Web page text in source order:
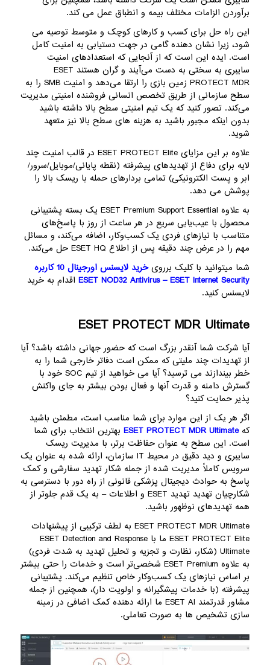
برآوردن الزامات مختلف بیمه و انطباق عمل می کند.
این راه حل برای کسب و کارهای کوچک و متوسط ​​توصیه می
شود، زیرا نشان دهنده گامی در جهت دستیابی به امنیت کامل
است. ایده این است که از آنجایی که استعدادهای امنیت
سایبری به سختی به دست می‌آیند و گران هستند ESET
PROTECT MDR زمین بازی را ارتقا می‌دهد و امنیت SMB را به
سطح سازمانی از طریق تخصص انسانی فروشنده امنیتی مدیریت
می‌کند. تصور کنید که یک تیم امنیتی سطح بالا داشته باشید
بدون اینکه مجبور باشید به هزینه های سطح بالا نیز متعهد
شوید.
علاوه بر این مزایای ESET PROTECT Elite در قالب امنیت چند
لایه برای دفاع از تهدیدهای پیشرفته (نقطه پایانی/موبایل/سرور/
ابر و پست الکترونیکی) تمامی بردارهای حمله با ریسک بالا را
پوشش می دهد.
به علاوه ESET Premium Support Essential یک بسته پشتیبانی
محصول با عیب‌یابی سریع در هر ساعت از روز با پاسخ‌های
متناسب با نیازهای فردی یک کسب‌وکار، اضافه می‌کند، و مسائل
مهم را در عرض چند دقیقه پس از اطلاع ESET HQ حل می‌کند.
شما میتوانید با کلیک برروی
خرید لایسنس اورجینال 10 کاربره
ESET NOD32 Antivirus – ESET Internet Security اقدام به خرید
لایسنس کنید.
ESET PROTECT MDR Ultimate
آیا شرکت شما آنقدر بزرگ است که حضور جهانی داشته باشد؟ آیا
از تهدیدات چند ملیتی که ممکن است دفاتر خارجی شما را به
خطر بیندازند می ترسید؟ آیا می خواهید از تیم SOC خود با
گسترش دامنه و قدرت آنها و فعال بودن بیشتر به جای واکنش
پذیر حمایت کنید؟
اگر هر یک از این موارد برای شما مناسب است، مطمئن باشید
که ESET PROTECT MDR Ultimate
بهترین انتخاب برای شما
است. این سطح به عنوان حفاظت برتر، با مدیریت ریسک
سایبری و دید دقیق در محیط IT سازمان، ارائه شده به عنوان یک
سرویس کاملاً مدیریت شده از جمله شکار تهدید سفارشی و کمک
پاسخ به حوادث دیجیتال پزشکی قانونی از راه دور با دسترسی به
شکارچیان تهدید تهدید ESET و اطلاعات – به یک قدم جلوتر از
همه تهدیدهای نوظهور باشید.
ESET PROTECT MDR Ultimate به لطف ترکیبی از پیشنهادات
ESET PROTECT Elite ما با ESET Detection and Response
Ultimate (شکار، نظارت و تجزیه و تحلیل تهدید به شدت فردی)
به علاوه ESET Premium شخصی‌تر است و خدمات را حتی بیشتر
بر اساس نیازهای یک کسب‌وکار خاص تنظیم می‌کند. پشتیبانی
پیشرفته (با خدمات پیشگیرانه و اولویت دار)، همچنین از جمله
مشاور قدرتمند ESET AI ما ارائه دهنده کمک اضافی در زمینه
سازی تشخیص ها به صورت تعاملی.